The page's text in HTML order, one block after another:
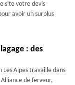
site votre devis
avoir un surplus
: des
Alpes travaille dans
de ferveur,